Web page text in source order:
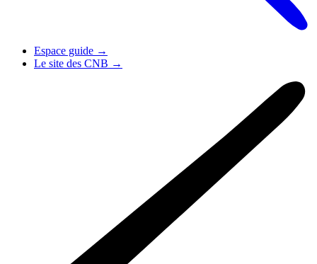
Espace guide →
Le site des CNB →